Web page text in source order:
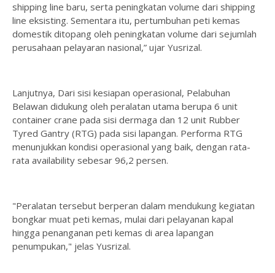
shipping line baru, serta peningkatan volume dari shipping
line eksisting. Sementara itu, pertumbuhan peti kemas
domestik ditopang oleh peningkatan volume dari sejumlah
perusahaan pelayaran nasional,” ujar Yusrizal.
Lanjutnya, Dari sisi kesiapan operasional, Pelabuhan
Belawan didukung oleh peralatan utama berupa 6 unit
container crane pada sisi dermaga dan 12 unit Rubber
Tyred Gantry (RTG) pada sisi lapangan. Performa RTG
menunjukkan kondisi operasional yang baik, dengan rata-
rata availability sebesar 96,2 persen.
"Peralatan tersebut berperan dalam mendukung kegiatan
bongkar muat peti kemas, mulai dari pelayanan kapal
hingga penanganan peti kemas di area lapangan
penumpukan," jelas Yusrizal.